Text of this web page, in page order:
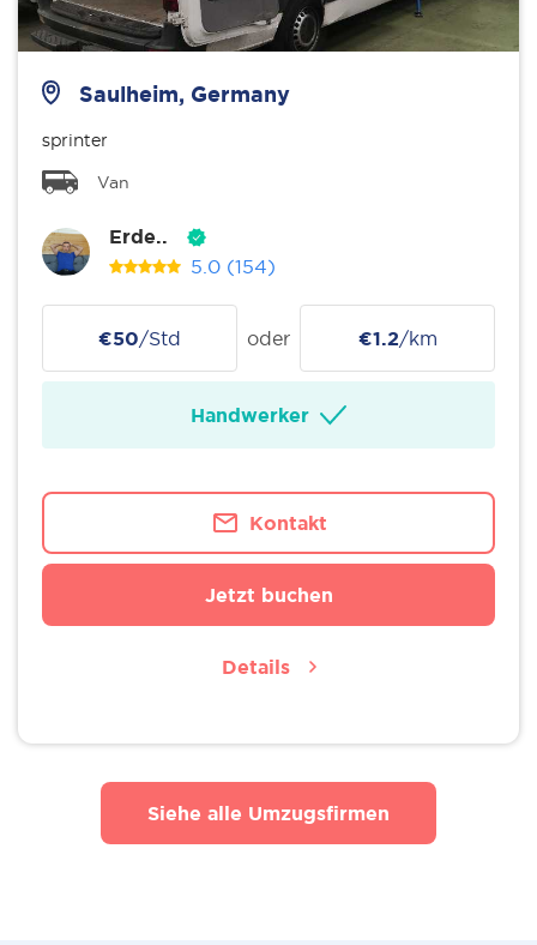
Saulheim, Germany
sprinter
Van
Erde..
5.0 (154)
€50/Std oder €1.2/km
Handwerker
Kontakt
Jetzt buchen
Details
Siehe alle Umzugsfirmen